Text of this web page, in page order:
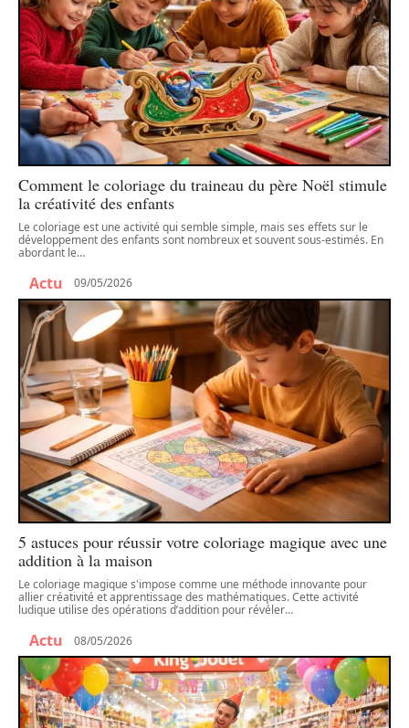
Comment le coloriage du traineau du père Noël stimule
la créativité des enfants
Le coloriage est une activité qui semble simple, mais ses effets sur le
développement des enfants sont nombreux et souvent sous-estimés. En
abordant le…
Actu 09/05/2026
5 astuces pour réussir votre coloriage magique avec une
addition à la maison
Le coloriage magique s'impose comme une méthode innovante pour
allier créativité et apprentissage des mathématiques. Cette activité
ludique utilise des opérations d’addition pour révéler…
Actu 08/05/2026